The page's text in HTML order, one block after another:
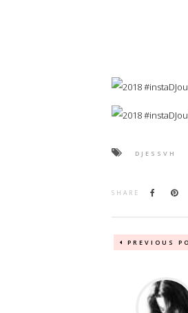
DJESSVH
SHARE
PREVIOUS